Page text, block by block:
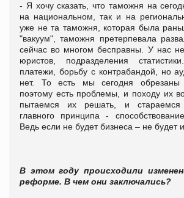
- Я хочу сказать, что таможня на
на национальном, так и на
уже не та таможня, которая была
"вакуум", таможня претерпевала
сейчас во многом бесправны. У нас
юристов, подразделения
платежи, борьбу с контрабандой, но
нет. То есть мы сегодня обрезаны
поэтому есть проблемы, и походу их
пытаемся их решать, и стараемся
главного принципа -
Ведь если не будет бизнеса – не будет
В этом году происходили
реформе. В чем они заключались?